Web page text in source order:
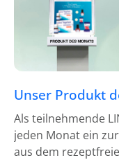
Unser Produkt
Als teilnehmende
jeden Monat ein
aus dem